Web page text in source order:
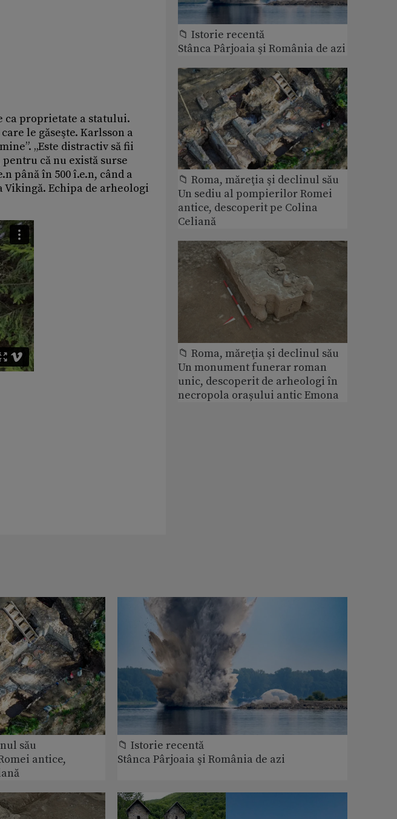
ca proprietate a statului.
le găseşte. Karlsson a
„Este distractiv să fii
că nu există surse
până în 500 î.e.n, când a
Vikingă. Echipa de arheologi
📁 Istorie recentă
Stânca Pârjoaia şi România de azi
📁 Roma, măreţia şi declinul său
Un sediu al pompierilor Romei
antice, descoperit pe Colina
Celiană
📁 Roma, măreţia şi declinul său
Un monument funerar roman
unic, descoperit de arheologi în
necropola orașului antic Emona
său
antice,
📁 Istorie recentă
Stânca Pârjoaia şi România de azi